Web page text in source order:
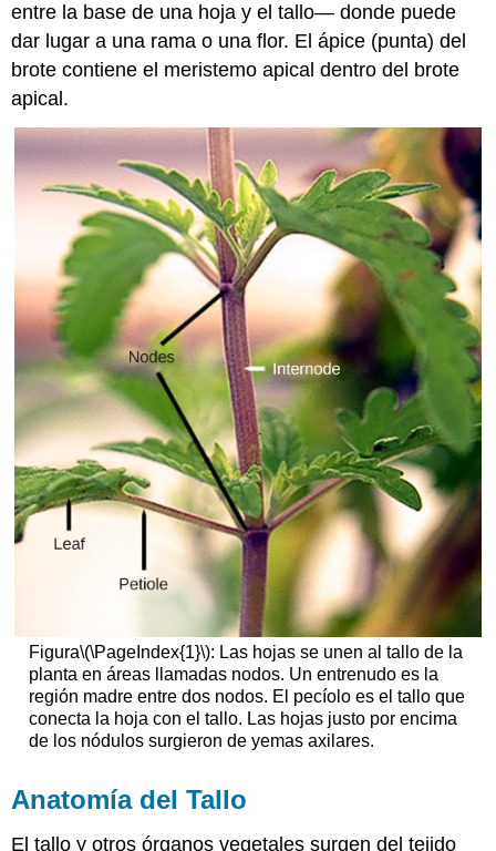
entre la base de una hoja y el tallo— donde puede
dar lugar a una rama o una flor. El ápice (punta) del
brote contiene el meristemo apical dentro del brote
apical .
Figura\(\PageIndex{1}\): Las hojas se unen al tallo de la
planta en áreas llamadas nodos. Un entrenudo es la
región madre entre dos nodos. El pecíolo es el tallo que
conecta la hoja con el tallo. Las hojas justo por encima
de los nódulos surgieron de yemas axilares.
Anatomía del Tallo
El tallo y otros órganos vegetales surgen del tejido